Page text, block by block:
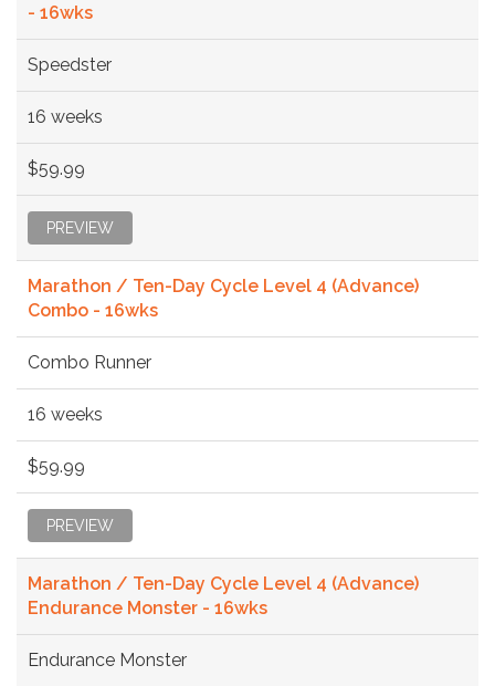
- 16wks
Speedster
16 weeks
$59.99
PREVIEW
Marathon / Ten-Day Cycle Level 4 (Advance)
Combo - 16wks
Combo Runner
16 weeks
$59.99
PREVIEW
Marathon / Ten-Day Cycle Level 4 (Advance)
Endurance Monster - 16wks
Endurance Monster